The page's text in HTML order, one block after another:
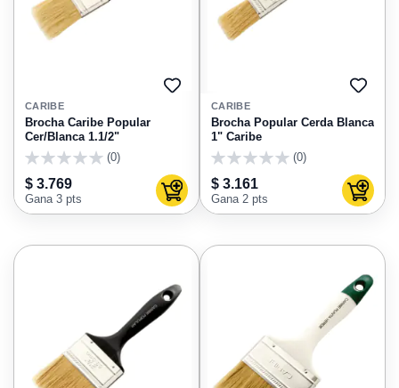
AGREGAR
FAVORITOS
CARIBE
Brocha Caribe Popular
Cer/Blanca 1.1/2"
(0)
$ 3.769
Gana 3 pts Agregar al carrito
CARIBE
Brocha Popular Cerda Blanca
1" Caribe
(0)
$ 3.161
Gana 2 pts